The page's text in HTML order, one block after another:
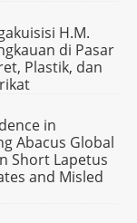
H.M.
di Pasar
Plastik, dan
in
Abacus Global
Short Lapetus
and Misled